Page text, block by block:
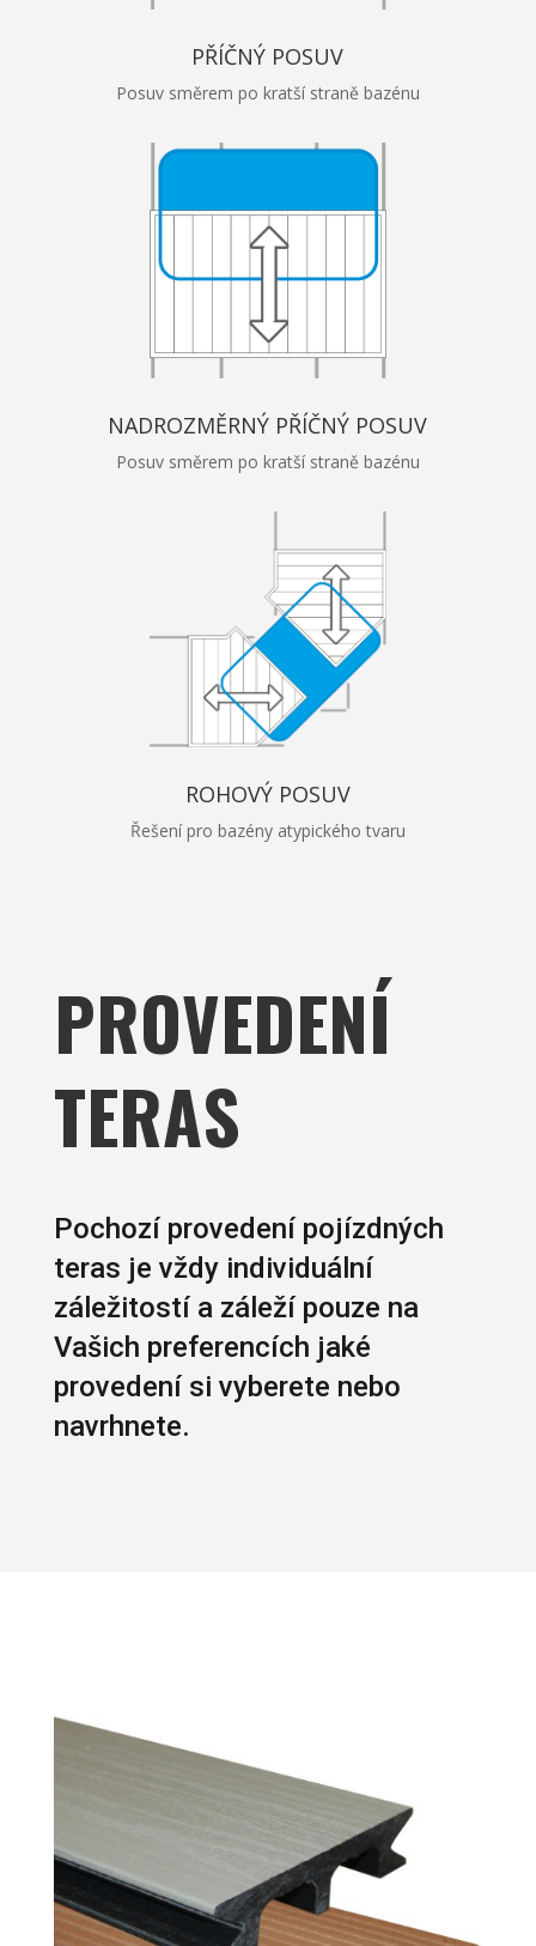
PŘÍČNÝ POSUV
Posuv směrem po kratší straně bazénu
NADROZMĚRNÝ PŘÍČNÝ POSUV
Posuv směrem po kratší straně bazénu
ROHOVÝ POSUV
Řešení pro bazény atypického tvaru
PROVEDENÍ
TERAS
Pochozí provedení pojízdných
teras je vždy individuální
záležitostí a záleží pouze na
Vašich preferencích jaké
provedení si vyberete nebo
navrhnete.